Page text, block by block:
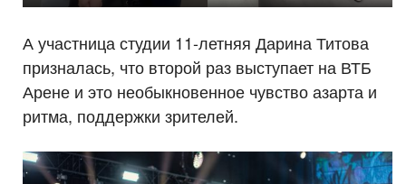
А участница студии 11-летняя Дарина Титова
призналась, что второй раз выступает на ВТБ
Арене и это необыкновенное чувство азарта и
ритма, поддержки зрителей.